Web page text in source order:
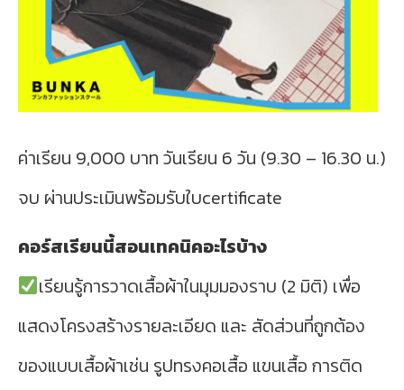
ค่าเรียน 9,000 บาท วันเรียน 6 วัน (9.30 – 16.30 น.)
จบ ผ่านประเมินพร้อมรับใบcertificate
คอร์สเรียนนี้สอนเทคนิคอะไรบ้าง
เรียนรู้การวาดเสื้อผ้าในมุมมองราบ (2 มิติ) เพื่อ
แสดงโครงสร้างรายละเอียด และ สัดส่วนที่ถูกต้อง
ของแบบเสื้อผ้าเช่น รูปทรงคอเสื้อ แขนเสื้อ การติด